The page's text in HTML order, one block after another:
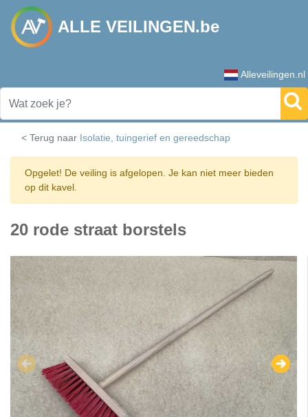
ALLE VEILINGEN.be
Alleveilingen.nl
< Terug naar Isolatie, tuingerief en gereedschap
Opgelet! De veiling is afgelopen. Je kan niet meer bieden
op dit kavel.
20 rode straat borstels